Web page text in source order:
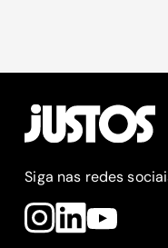
Siga nas redes